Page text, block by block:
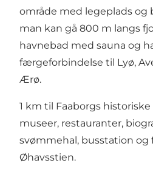
område med legeplads og
man kan gå 800 m langs
havnebad med sauna og
færgeforbindelse til Lyø,
Ærø.
1 km til Faaborgs
museer, restauranter,
svømmehal, busstation og
Øhavsstien.